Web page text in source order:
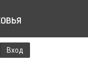
Вход